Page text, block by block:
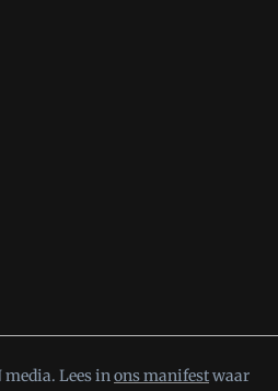
media. Lees inons manifestwaar